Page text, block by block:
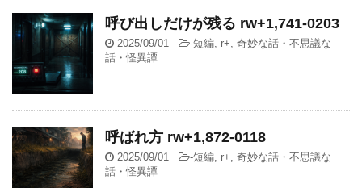
呼び出しだけが残る rw+1,741-0203
2025/09/01 -短編 r+ 奇妙な話・不思議な
話・怪異譚
呼ばれ方 rw+1,872-0118
2025/09/01 -短編 r+ 奇妙な話・不思議な
話・怪異譚